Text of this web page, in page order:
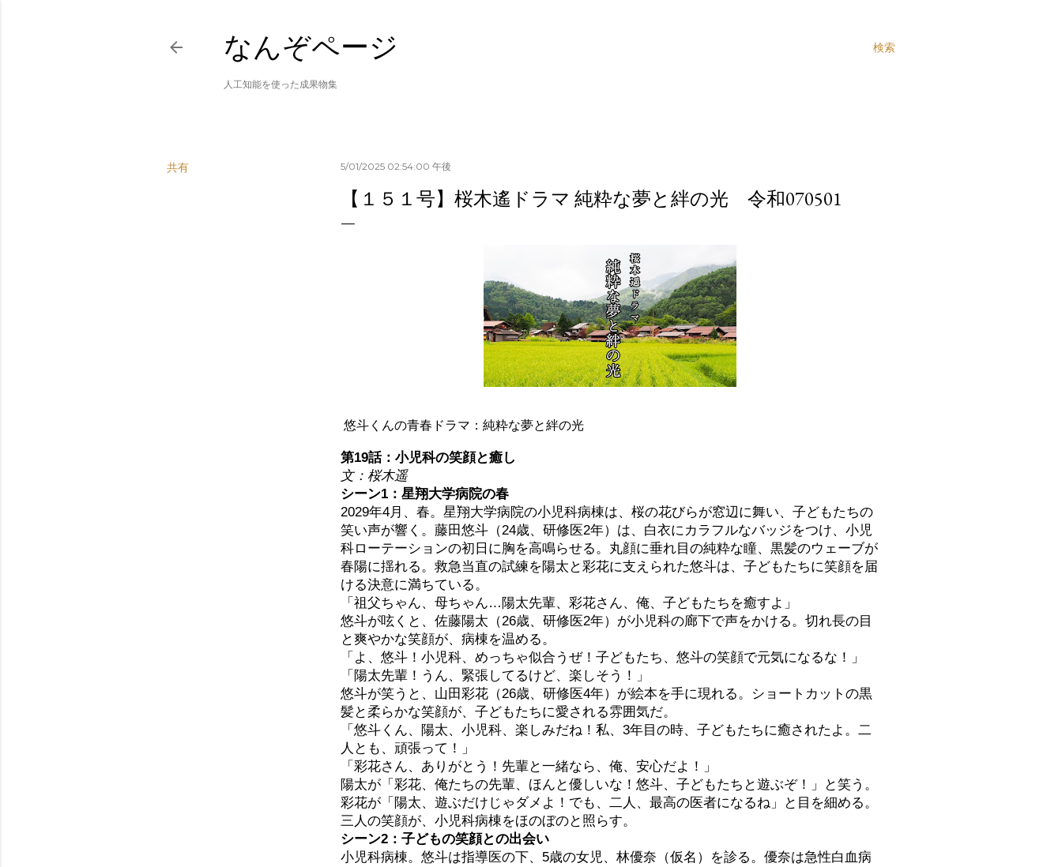
検索
なんぞページ
人工知能を使った成果物集
共有 5/01/2025 02:54:00 午後
【１５１号】桜木遙ドラマ 純粋な夢と絆の光 令和070501
悠斗くんの青春ドラマ：純粋な夢と絆の光
第19話：小児科の笑顔と癒し
文：桜木遥
シーン1：星翔大学病院の春
2029年4月、春。星翔大学病院の小児科病棟は、桜の花びらが窓辺に舞い、子どもたちの
笑い声が響く。藤田悠斗（24歳、研修医2年）は、白衣にカラフルなバッジをつけ、小児
科ローテーションの初日に胸を高鳴らせる。丸顔に垂れ目の純粋な瞳、黒髪のウェーブが
春陽に揺れる。救急当直の試練を陽太と彩花に支えられた悠斗は、子どもたちに笑顔を届
ける決意に満ちている。
「祖父ちゃん、母ちゃん…陽太先輩、彩花さん、俺、子どもたちを癒すよ」
悠斗が呟くと、佐藤陽太（26歳、研修医2年）が小児科の廊下で声をかける。切れ長の目
と爽やかな笑顔が、病棟を温める。
「よ、悠斗！小児科、めっちゃ似合うぜ！子どもたち、悠斗の笑顔で元気になるな！」
「陽太先輩！うん、緊張してるけど、楽しそう！」
悠斗が笑うと、山田彩花（26歳、研修医4年）が絵本を手に現れる。ショートカットの黒
髪と柔らかな笑顔が、子どもたちに愛される雰囲気だ。
「悠斗くん、陽太、小児科、楽しみだね！私、3年目の時、子どもたちに癒されたよ。二
人とも、頑張って！」
「彩花さん、ありがとう！先輩と一緒なら、俺、安心だよ！」
陽太が「彩花、俺たちの先輩、ほんと優しいな！悠斗、子どもたちと遊ぶぞ！」と笑う。
彩花が「陽太、遊ぶだけじゃダメよ！でも、二人、最高の医者になるね」と目を細める。
三人の笑顔が、小児科病棟をほのぼのと照らす。
シーン2：子どもの笑顔との出会い
小児科病棟。悠斗は指導医の下、5歳の女児、林優奈（仮名）を診る。優奈は急性白血病